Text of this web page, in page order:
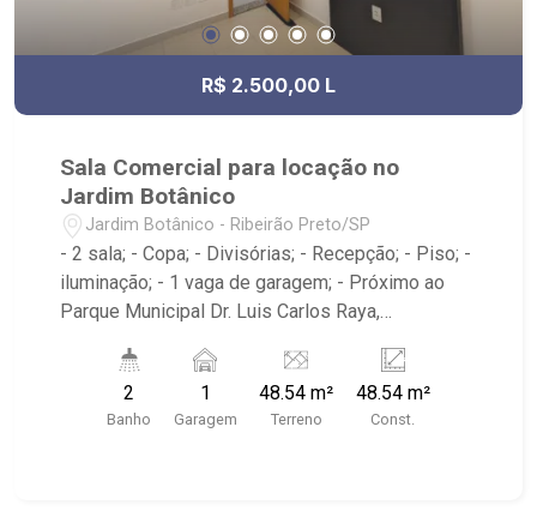
R$ 2.500,00 L
Sala Comercial para locação no
Jardim Botânico
Jardim Botânico - Ribeirão Preto/SP
- 2 sala; - Copa; - Divisórias; - Recepção; - Piso; -
iluminação; - 1 vaga de garagem; - Próximo ao
Parque Municipal Dr. Luis Carlos Raya,
Tibursiu`s - Botânico; - Ribeirão Imóveis,
referência em venda, compra e locação. - Sinta-
se em casa na Ribeirão Imóveis, afinal Somos e
2
Banho
1
Garagem
48.54 m²
Terreno
48.54 m²
Const.